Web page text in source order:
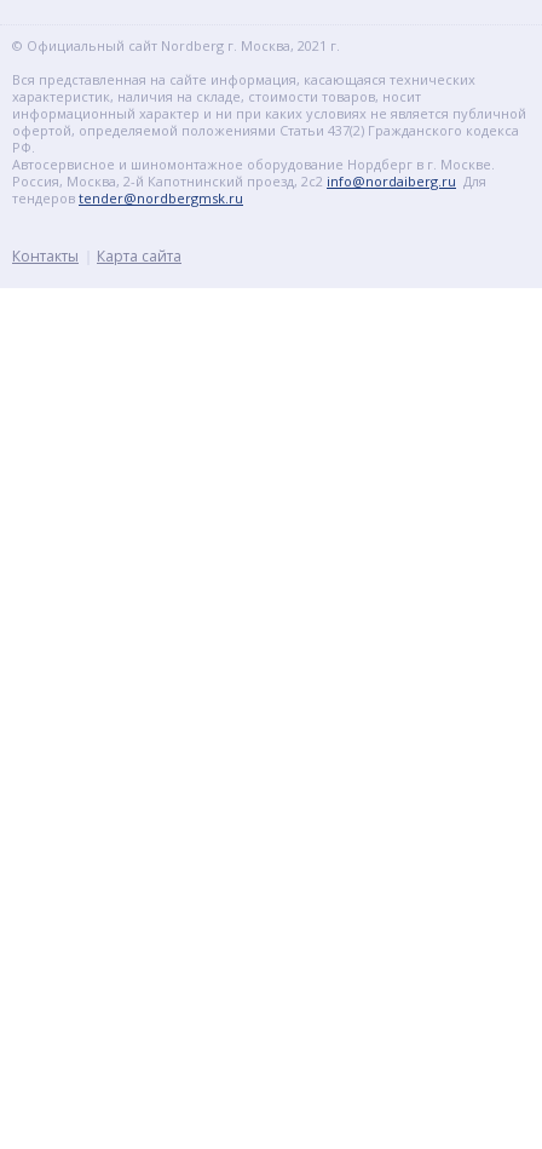
© Официальный сайт Nordberg г. Москва, 2021 г.
Вся представленная на сайте информация, касающаяся технических
характеристик, наличия на складе, стоимости товаров, носит
информационный характер и ни при каких условиях не является публичной
офертой, определяемой положениями Статьи 437(2) Гражданского кодекса
РФ.
Автосервисное и шиномонтажное оборудование Нордберг в г. Москве.
Россия, Москва, 2-й Капотнинский проезд, 2с2 info@nordaiberg.ru Для
тендеров tender@nordbergmsk.ru
Контакты Карта сайта